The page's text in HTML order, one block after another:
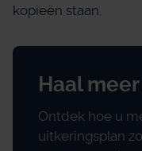
kopieën staan.
Haal
Ontdek hoe u
uitkeringsplan